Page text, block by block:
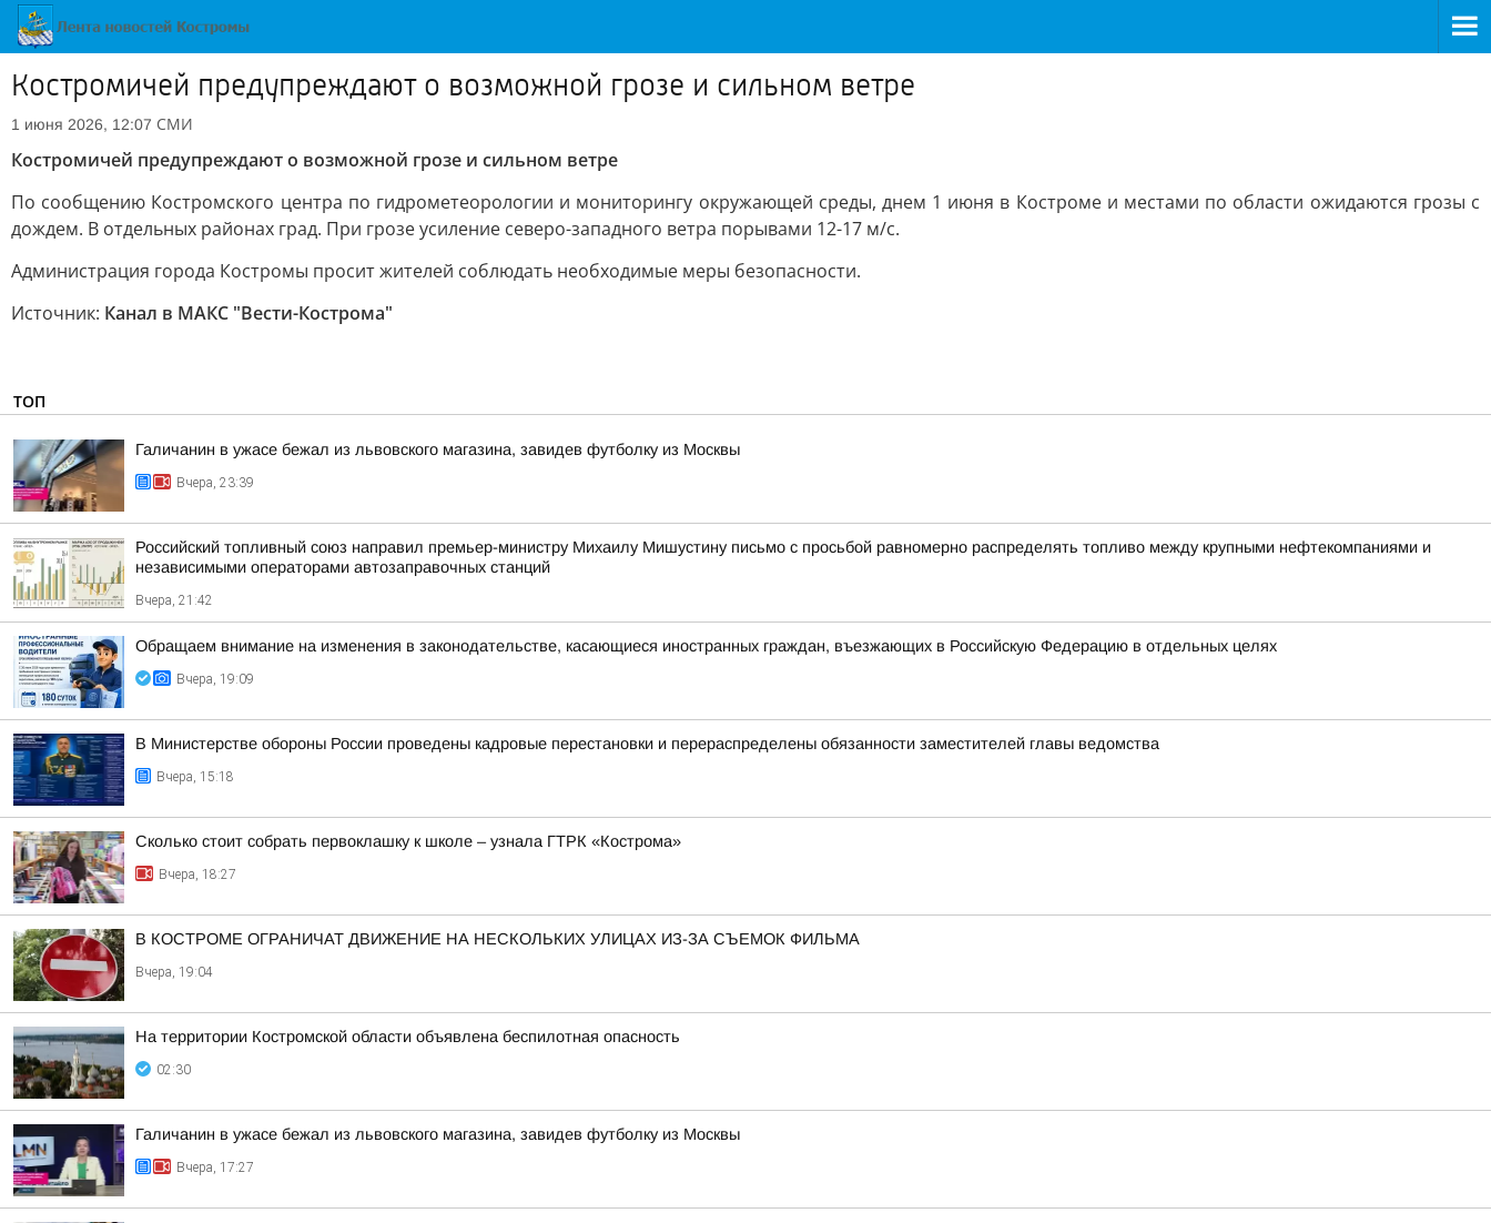
Костромичей предупреждают о возможной грозе и сильном ветре
1 июня 2026, 12:07 СМИ
Костромичей предупреждают о возможной грозе и сильном ветре
По сообщению Костромского центра по гидрометеорологии и мониторингу окружающей среды, днем 1 июня в Костроме и местами по области ожидаются грозы с
дождем. В отдельных районах град. При грозе усиление северо-западного ветра порывами 12-17 м/с.
Администрация города Костромы просит жителей соблюдать необходимые меры безопасности.
Источник: Канал в МАКС "Вести-Кострома"
ТОП
Галичанин в ужасе бежал из львовского магазина, завидев футболку из Москвы
Вчера, 23:39
Российский топливный союз направил премьер-министру Михаилу Мишустину письмо с просьбой равномерно распределять топливо между крупными нефтекомпаниями и
независимыми операторами автозаправочных станций
Вчера, 21:42
Обращаем внимание на изменения в законодательстве, касающиеся иностранных граждан, въезжающих в Российскую Федерацию в отдельных целях
Вчера, 19:09
В Министерстве обороны России проведены кадровые перестановки и перераспределены обязанности заместителей главы ведомства
Вчера, 15:18
Сколько стоит собрать первоклашку к школе – узнала ГТРК «Кострома»
Вчера, 18:27
В КОСТРОМЕ ОГРАНИЧАТ ДВИЖЕНИЕ НА НЕСКОЛЬКИХ УЛИЦАХ ИЗ-ЗА СЪЕМОК ФИЛЬМА
Вчера, 19:04
На территории Костромской области объявлена беспилотная опасность
02:30
Галичанин в ужасе бежал из львовского магазина, завидев футболку из Москвы
Вчера, 17:27